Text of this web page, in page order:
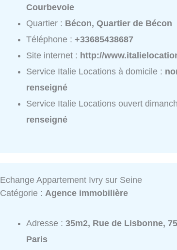
Courbevoie
Quartier : Bécon, Quartier de Bécon
Téléphone :+33685438687
Site internet : http://
Service Italie Locations à domicile :
renseigné
Service Italie Locations ouvert
renseigné
Echange Appartement Ivry sur Seine
Catégorie :Agence immobilière
Adresse :35m2, Rue de Lisbonne,
Paris